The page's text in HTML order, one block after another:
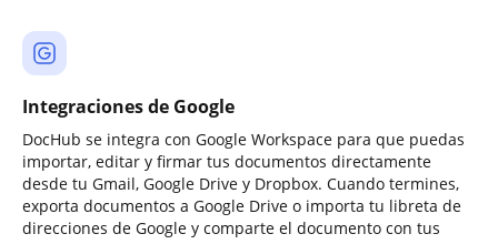
Integraciones de Google
DocHub se integra con Google Workspace para que puedas
importar, editar y firmar tus documentos directamente
desde tu Gmail, Google Drive y Dropbox. Cuando termines,
exporta documentos a Google Drive o importa tu libreta de
direcciones de Google y comparte el documento con tus